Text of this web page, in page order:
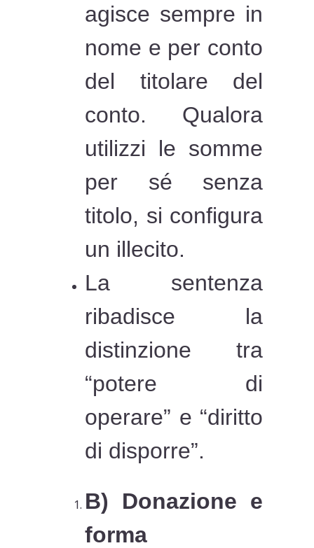
agisce sempre in
nome e per conto
del titolare del
conto. Qualora
utilizzi le somme
per sé senza
titolo, si configura
un illecito.
La sentenza
ribadisce la
distinzione tra
“potere di
operare” e “diritto
di disporre”.
B) Donazione e
forma